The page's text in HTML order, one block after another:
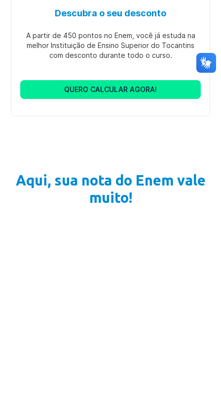
Descubra o seu desconto
A partir de 450 pontos no Enem, você já estuda na
melhor Instituição de Ensino Superior do Tocantins
com desconto durante todo o curso.
QUERO CALCULAR AGORA!
Aqui, sua nota do Enem vale
muito!